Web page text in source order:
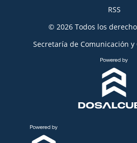
RSS
© 2026 Todos los
Secretaría de Comunicación